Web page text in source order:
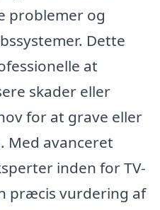
problemer og
Dette
at
skader eller
for at grave eller
Med avanceret
inden for TV-
præcis vurdering af